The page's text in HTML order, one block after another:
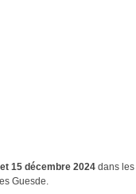
15 décembre 2024 dans les
Guesde.